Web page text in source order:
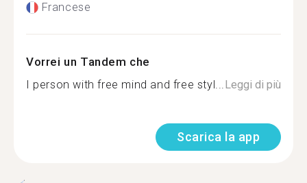
Francese
Vorrei un Tandem che
I person with free mind and free styl...Leggi di più
Scarica la app